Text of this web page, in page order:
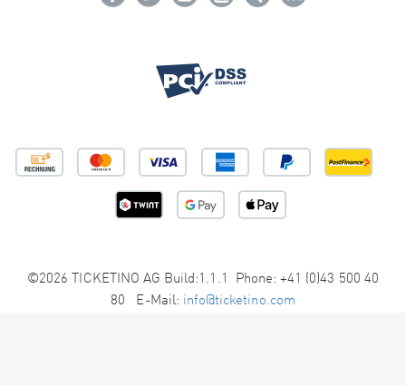
©2026 TICKETINO AG Build:1.1.1 Phone: +41 (0)43 500 40
80 E-Mail: info@ticketino.com